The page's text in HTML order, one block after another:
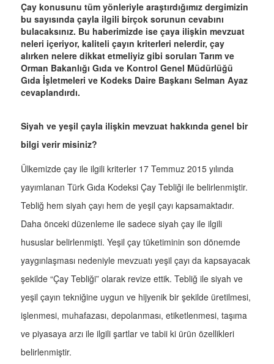
Çay konusunu tüm yönleriyle araştırdığımız dergimizin
bu sayısında çayla ilgili birçok sorunun cevabını
bulacaksınız. Bu haberimizde ise çaya ilişkin mevzuat
neleri içeriyor, kaliteli çayın kriterleri nelerdir, çay
alırken nelere dikkat etmeliyiz gibi soruları Tarım ve
Orman Bakanlığı Gıda ve Kontrol Genel Müdürlüğü
Gıda İşletmeleri ve Kodeks Daire Başkanı Selman Ayaz
cevaplandırdı.
Siyah ve yeşil çayla ilişkin mevzuat hakkında genel bir
bilgi verir misiniz?
Ülkemizde çay ile ilgili kriterler 17 Temmuz 2015 yılında
yayımlanan Türk Gıda Kodeksi Çay Tebliği ile belirlenmiştir.
Tebliğ hem siyah çayı hem de yeşil çayı kapsamaktadır.
Daha önceki düzenleme ile sadece siyah çay ile ilgili
hususlar belirlenmişti. Yeşil çay tüketiminin son dönemde
yaygınlaşması nedeniyle mevzuatı yeşil çayı da kapsayacak
şekilde “Çay Tebliği” olarak revize ettik. Tebliğ ile siyah ve
yeşil çayın tekniğine uygun ve hijyenik bir şekilde üretilmesi,
işlenmesi, muhafazası, depolanması, etiketlenmesi, taşıma
ve piyasaya arzı ile ilgili şartlar ve tabii ki ürün özellikleri
belirlenmiştir.